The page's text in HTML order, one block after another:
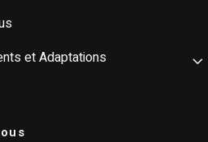
et Adaptations